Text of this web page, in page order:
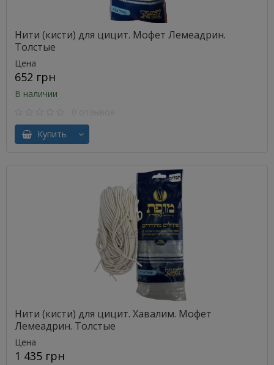
Нити (кисти) для цицит. Мофет Лемеадрин.
Толстые
Цена
652 грн
В наличии
Купить
Нити (кисти) для цицит. Хавалим. Мофет
Лемеадрин. Толстые
Цена
1 435 грн